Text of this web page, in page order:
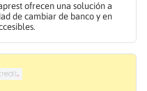
ofrecen una solución a
de cambiar de banco y en